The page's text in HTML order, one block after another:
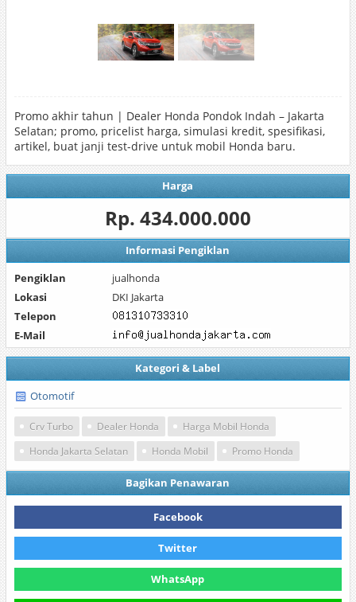
Promo akhir tahun | Dealer Honda Pondok Indah – Jakarta
Selatan; promo, pricelist harga, simulasi kredit, spesifikasi,
artikel, buat janji test-drive untuk mobil Honda baru.
Harga
Rp. 434.000.000
Informasi Pengiklan
Pengiklan
jualhonda
Lokasi
DKI Jakarta
Telepon
E-Mail
Kategori & Label
Otomotif
Crv Turbo Dealer Honda
Harga Mobil Honda
Honda Jakarta Selatan
Honda Mobil Promo Honda
Bagikan Penawaran
Facebook
Twitter
WhatsApp